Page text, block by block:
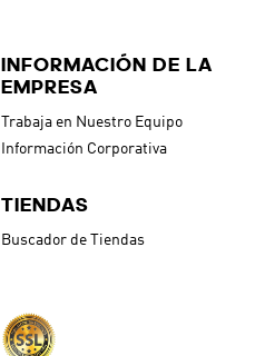
INFORMACIÓN DE LA
EMPRESA
Trabaja en Nuestro Equipo
Información Corporativa
TIENDAS
Buscador de Tiendas